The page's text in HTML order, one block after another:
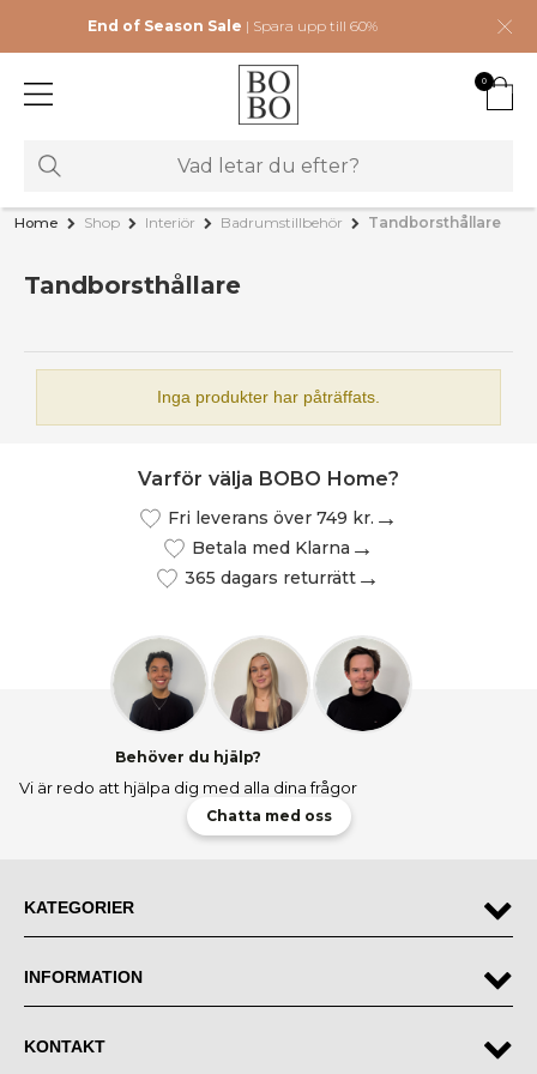
End of Season Sale | Spara upp till 60%
0
Home Shop Interiör Badrumstillbehör Tandborsthållare
Tandborsthållare
Inga produkter har påträffats.
Varför välja BOBO Home?
Fri leverans över 749 kr.
Betala med Klarna
365 dagars returrätt
Behöver du hjälp?
Vi är redo att hjälpa dig med alla dina frågor
Chatta med oss
KATEGORIER
INFORMATION
KONTAKT